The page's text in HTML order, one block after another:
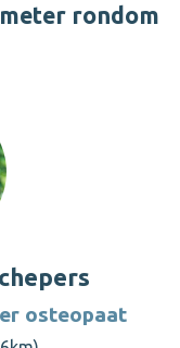
rondom
osteopaat